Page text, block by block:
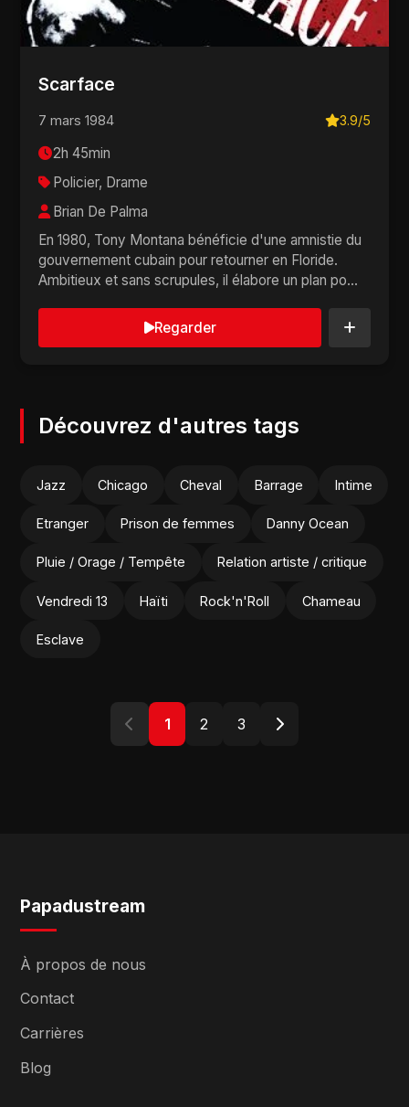
Scarface
7 mars 1984 3.9/5
2h 45min
Policier, Drame
Brian De Palma
En 1980, Tony Montana bénéficie d'une amnistie du
gouvernement cubain pour retourner en Floride.
Ambitieux et sans scrupules, il élabore un plan po...
Regarder
Découvrez d'autres tags
Jazz Chicago Cheval Barrage Intime
Etranger Prison de femmes Danny Ocean
Pluie / Orage / Tempête Relation artiste / critique
Vendredi 13 Haïti Rock'n'Roll Chameau
Esclave
1 2 3
Papadustream
À propos de nous
Contact
Carrières
Blog